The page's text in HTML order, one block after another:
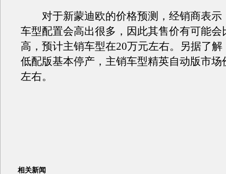
对于新蒙迪欧的价格预测，经销商表示
车型配置会高出很多，因此其售价有可能会
高，预计主销车型在20万元左右。另据了
低配版基本停产，主销车型精英自动版市场
左右。
相关新闻